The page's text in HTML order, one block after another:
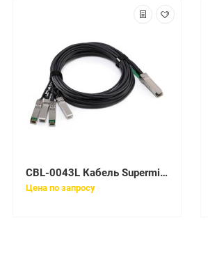
CBL-0043L Кабель Supermicro 2-Drop SCSI Cable - 9
Цена по запросу